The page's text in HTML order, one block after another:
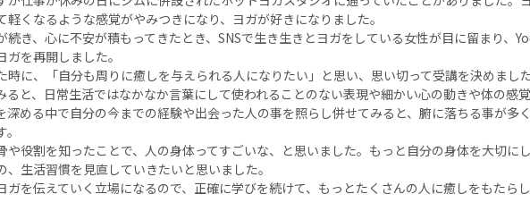
軽くなるような感覚がやみつきになり、ヨガが好きになりました。
続き、心に不安が積もってきたとき、SNSで生き生きとヨガをしている女性が目に留まり、
を再開しました。
時に、「自分も周りに癒しを与えられる人になりたい」と思い、思い切って受講を決めました
ると、日常生活ではなかなか言葉にして使われることのない表現や細かい心の動きや体の感
深める中で自分の今までの経験や出会った人の事を照らし併せてみると、腑に落ちる事が多
や役割を知ったことで、人の身体ってすごいな、と思いました。もっと自分の身体を大切に
、生活習慣を見直していきたいと思いました。
ガを伝えていく立場になるので、正確に学びを続けて、もっとたくさんの人に癒しをもたら